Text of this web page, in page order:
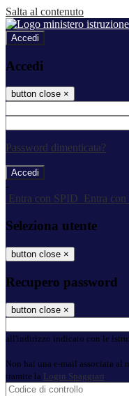
Salta al contenuto
Accedi
Accedi
button close ×
Password dimenticata?
-
Entra con SPID
Entra
Seleziona utente
button close ×
Recupero password
button close ×
all'indirizzo indicato con le
Non hai una e-mail associata al
tramite la Login Spaggiari